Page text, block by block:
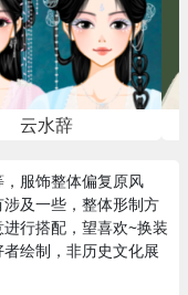
云水辞
服饰整体偏复原风
及一些，整体形制方
行搭配，望喜欢~换装
绘制，非历史文化展